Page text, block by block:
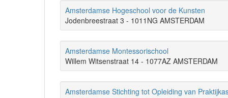
Amsterdamse Hogeschool voor de Kunsten
Jodenbreestraat 3 - 1011NG AMSTERDAM
Amsterdamse Montessorischool
Willem Witsenstraat 14 - 1077AZ AMSTERDAM
Amsterdamse Stichting tot Opleiding van